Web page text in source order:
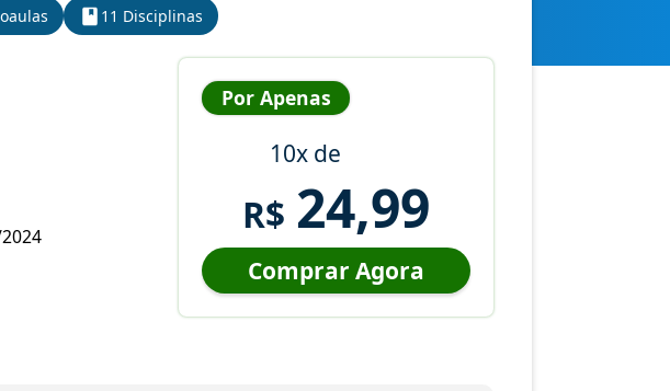
11 Disciplinas
Por Apenas
10x de
R$ 24,99
Comprar Agora